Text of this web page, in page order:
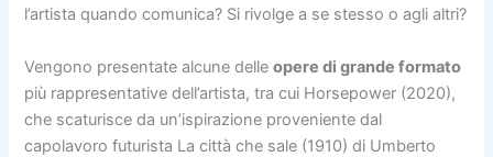
l’artista quando comunica? Si rivolge a se stesso o agli altri?
Vengono presentate alcune delleopere di grande formato
più rappresentative dell’artista, tra cui Horsepower (2020),
che scaturisce da un’ispirazione proveniente dal
capolavoro futurista La città che sale (1910) di Umberto